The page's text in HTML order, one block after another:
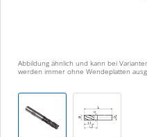
Abbildung ähnlich und kann bei
werden immer ohne Wendeplatten